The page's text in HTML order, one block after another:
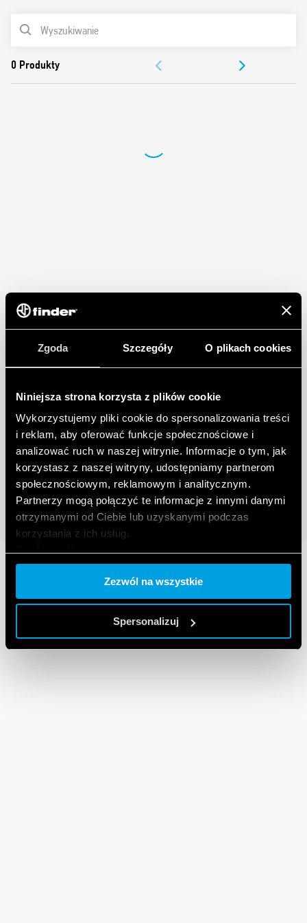
Zgoda Szczegóły O plikach cookies
Niniejsza strona korzysta z plików cookie
Wykorzystujemy pliki cookie do spersonalizowania treści
i reklam, aby oferować funkcje społecznościowe i
analizować ruch w naszej witrynie. Informacje o tym, jak
korzystasz z naszej witryny, udostępniamy partnerom
społecznościowym, reklamowym i analitycznym.
Partnerzy mogą połączyć te informacje z innymi danymi
otrzymanymi od Ciebie lub uzyskanymi podczas
korzystania z ich usług.
Zezwól na wszystkie
Spersonalizuj
Do montażu na panelu
Materiał styków bez kadmu
LISTA PRODUKTÓW
ZEZWOLENIA